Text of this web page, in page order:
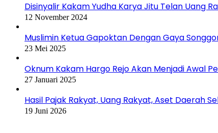
Disinyalir Kakam Yudha Karya Jitu Telan Uang
12 November 2024
Muslimin Ketua Gapoktan Dengan Gaya
23 Mei 2025
Oknum Kakam Hargo Rejo Akan Menjadi Awal
27 Januari 2025
Hasil Pajak Rakyat, Uang Rakyat, Aset Daerah
19 Juni 2026